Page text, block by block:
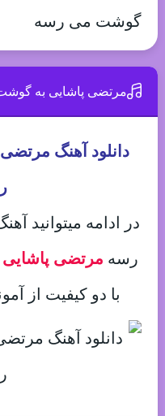
گوشت می رسه
مرتضی پاشایی به
دانلود آهنگ
در ادامه میتوانید
رسه مرتضی پاشایی
با دو کیفیت از